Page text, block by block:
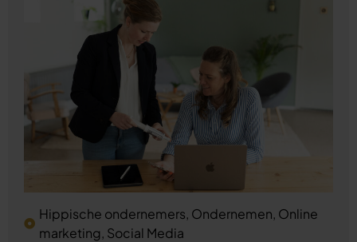
Hippische ondernemers, Ondernemen, Online
marketing, Social Media